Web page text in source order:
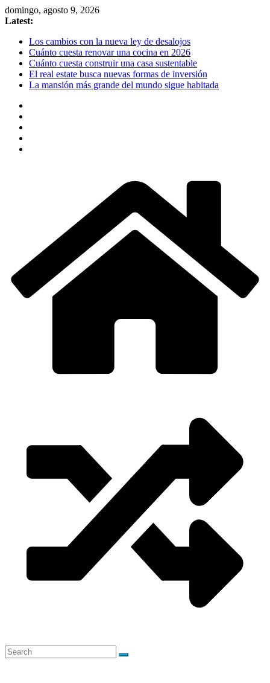
Skip
to
domingo, agosto 9, 2026
Latest:
Los cambios con la nueva ley de desalojos
Cuánto cuesta renovar una cocina en 2026
Cuánto cuesta construir una casa sustentable
El real estate busca nuevas formas de inversión
La mansión más grande del mundo sigue habitada